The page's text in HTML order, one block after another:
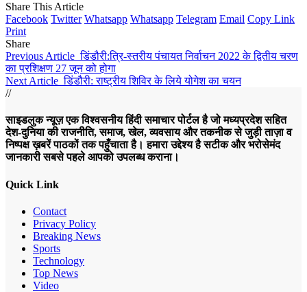
Share This Article
Facebook Twitter Whatsapp Whatsapp Telegram Email Copy Link
Print
Share
Previous Article डिंडौरी:त्रि-स्तरीय पंचायत निर्वाचन 2022 के द्वितीय चरण
का प्रशिक्षण 27 जून को होगा
Next Article डिंडौरी: राष्ट्रीय शिविर के लिये योगेश का चयन
//
साइडलुक न्यूज़ एक विश्वसनीय हिंदी समाचार पोर्टल है जो मध्यप्रदेश सहित
देश-दुनिया की राजनीति, समाज, खेल, व्यवसाय और तकनीक से जुड़ी ताज़ा व
निष्पक्ष ख़बरें पाठकों तक पहुँचाता है। हमारा उद्देश्य है सटीक और भरोसेमंद
जानकारी सबसे पहले आपको उपलब्ध कराना।
Quick Link
Contact
Privacy Policy
Breaking News
Sports
Technology
Top News
Video